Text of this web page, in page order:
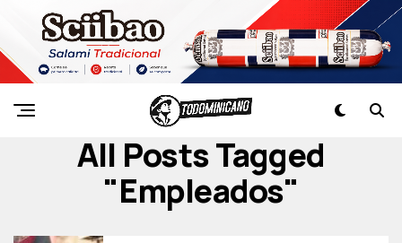
All Posts Tagged
"empleados"